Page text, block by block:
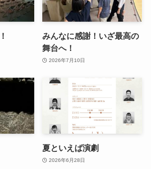
みんなに感謝！いざ最高の
舞台へ！
2026年7月10日
夏といえば演劇
2026年6月28日